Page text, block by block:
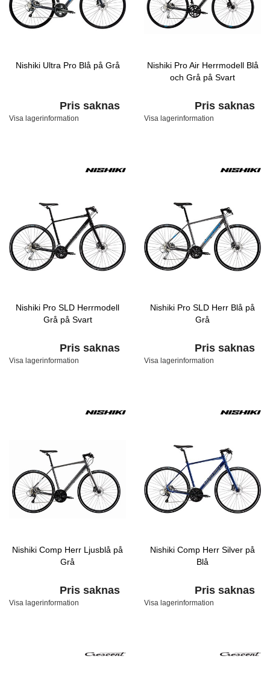
Nishiki Ultra Pro Blå på Grå
Pris saknas
Visa lagerinformation
Nishiki Pro Air Herrmodell Blå
och Grå på Svart
Pris saknas
Visa lagerinformation
Nishiki Pro SLD Herrmodell
Grå på Svart
Pris saknas
Visa lagerinformation
Nishiki Pro SLD Herr Blå på
Grå
Pris saknas
Visa lagerinformation
Nishiki Comp Herr Ljusblå på
Grå
Pris saknas
Visa lagerinformation
Nishiki Comp Herr Silver på
Blå
Pris saknas
Visa lagerinformation